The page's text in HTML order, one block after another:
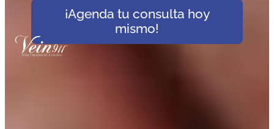
¡Agenda tu consulta hoy
mismo!